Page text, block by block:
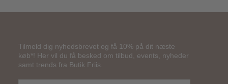
Tilmeld dig nyhedsbrevet og få 10% på dit næste
køb*! Her vil du få besked om tilbud, events, nyheder
samt trends fra Butik Friis.